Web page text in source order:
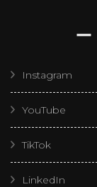
Instagram
YouTube
TikTok
LinkedIn